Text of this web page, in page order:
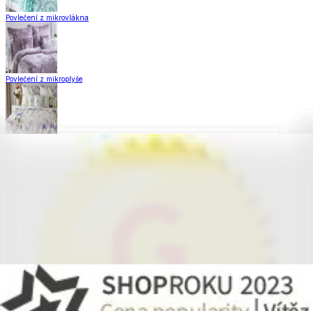
Povlečení z mikrovlákna
Povlečení z mikroplyše
Krepové povlečení